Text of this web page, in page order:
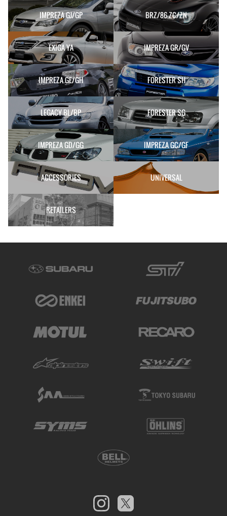
IMPREZA GJ/GP BRZ/86 ZC/ZN
EXIGA YA IMPREZA GR/GV
IMPREZA GE/GH FORESTER SH
LEGACY BL/BP FORESTER SG
IMPREZA GD/GG IMPREZA GC/GF
ACCESSORIES UNIVERSAL
RETAILERS